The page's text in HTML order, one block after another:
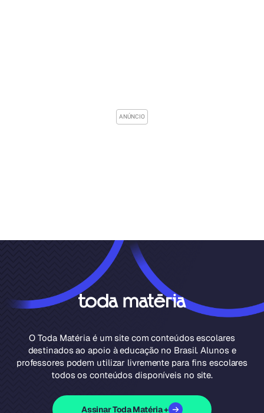
O Toda Matéria é um site com conteúdos escolares
destinados ao apoio à educação no Brasil. Alunos e
professores podem utilizar livremente para fins escolares
todos os conteúdos disponíveis no site.
Assinar Toda Matéria +